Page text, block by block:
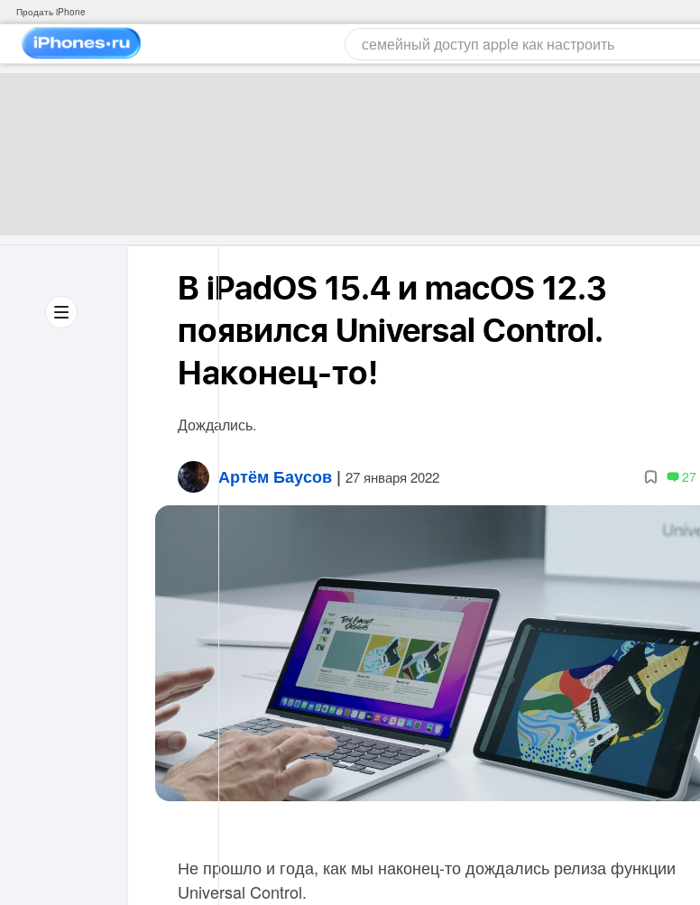
Продать iPhone
В iPadOS 15.4 и macOS 12.3
появился Universal Control.
Наконец-то!
Дождались.
Артём Баусов | 27 января 2022 27
Не прошло и года, как мы наконец-то дождались релиза функции
Universal Control.